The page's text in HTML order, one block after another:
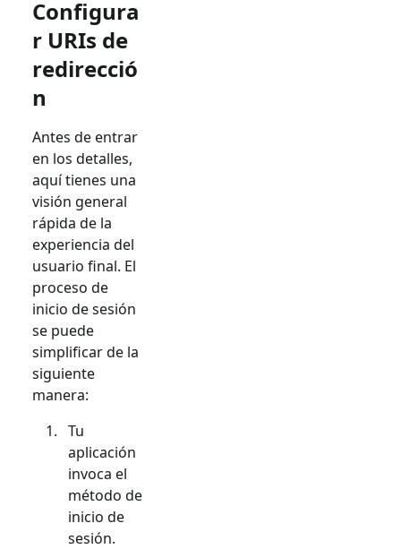
Configura
r URIs de
redirecció
n
Antes de entrar
en los detalles,
aquí tienes una
visión general
rápida de la
experiencia del
usuario final. El
proceso de
inicio de sesión
se puede
simplificar de la
siguiente
manera:
Tu
aplicación
invoca el
método de
inicio de
sesión.